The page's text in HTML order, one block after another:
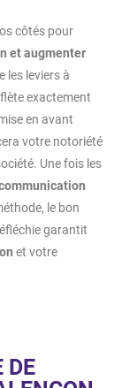
côtés pour
et augmenter
les leviers à
exactement
en avant
votre notoriété
Une fois les
le bon
garantit
et votre
DE